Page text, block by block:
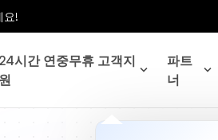
요!
24시간 연중무휴 고객지
원
파트
너